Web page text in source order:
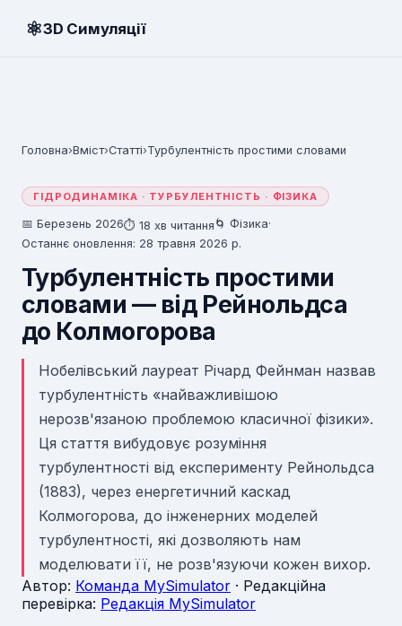
⚛3D Симуляції
Головна›Вміст›Статті›Турбулентність простими словами
ГІДРОДИНАМІКА · ТУРБУЛЕНТНІСТЬ · ФІЗИКА
📅 Березень 2026⏱ 18 хв читання 🌀 Фізика·
Останнє оновлення: 28 травня 2026 р.
Турбулентність простими
словами — від Рейнольдса
до Колмогорова
Нобелівський лауреат Річард Фейнман назвав
турбулентність «найважливішою
нерозв'язаною проблемою класичної фізики».
Ця стаття вибудовує розуміння
турбулентності від експерименту Рейнольдса
(1883), через енергетичний каскад
Колмогорова, до інженерних моделей
турбулентності, які дозволяють нам
моделювати її, не розв'язуючи кожен вихор.
Автор: Команда MySimulator · Редакційна
перевірка: Редакція MySimulator